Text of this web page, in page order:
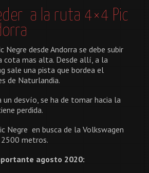
a la ruta 4×4 Pic
Negre desde Andorra se debe subir
cota mas alta. Desde allí, a la
sale una pista que bordea el
de Naturlandia.
un desvío, se ha de tomar hacia la
perdida.
Negre en busca de la Volkswagen
metros.
agosto 2020: